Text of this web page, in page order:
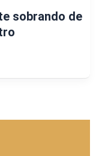
sobrando de